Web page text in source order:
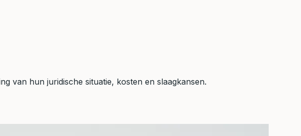
van hun juridische situatie, kosten en slaagkansen.